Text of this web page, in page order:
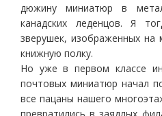
дюжину миниатюр в
канадских леденцов. Я
зверушек, изображенных
книжную полку.
Но уже в первом классе
почтовых миниатюр начал
все пацаны нашего